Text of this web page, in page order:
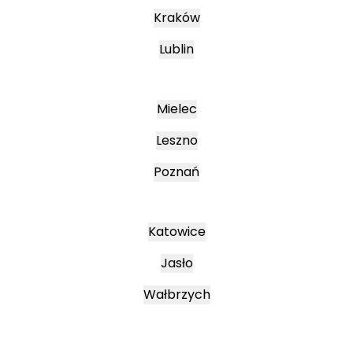
Kraków
Lublin
Mielec
Leszno
Poznań
Katowice
Jasło
Wałbrzych